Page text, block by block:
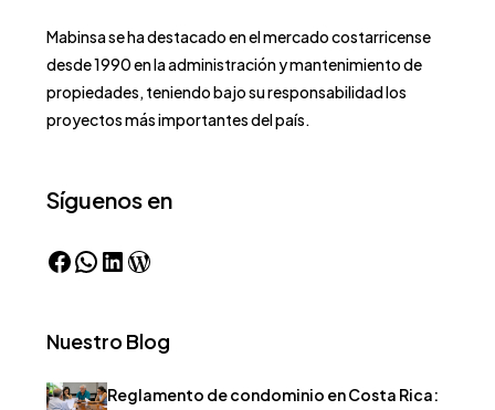
Mabinsa se ha destacado en el mercado costarricense
desde 1990 en la administración y mantenimiento de
propiedades, teniendo bajo su responsabilidad los
proyectos más importantes del país.
Síguenos en
Nuestro Blog
Reglamento de condominio en Costa Rica: